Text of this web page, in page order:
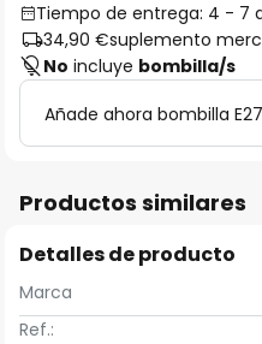
Tiempo de entrega: 4 - 7
34,90 €suplemento
No incluye bombilla/s
Añade ahora bombilla
Productos similares
Detalles de producto
Marca
Ref.: